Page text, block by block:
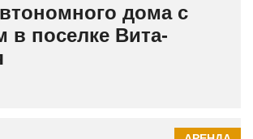
дома с
в поселке Вита-